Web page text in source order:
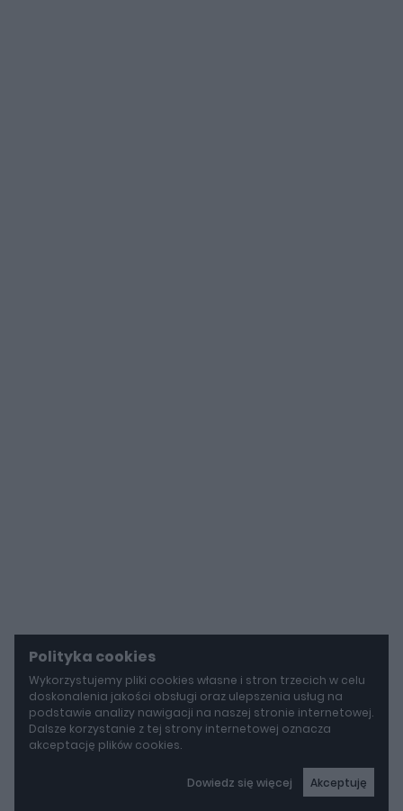
Polityka cookies
Wykorzystujemy pliki cookies własne i stron trzecich w celu
doskonalenia jakości obsługi oraz ulepszenia usług na
podstawie analizy nawigacji na naszej stronie internetowej.
Dalsze korzystanie z tej strony internetowej oznacza
akceptację plików cookies.
Dowiedz się więcej Akceptuję